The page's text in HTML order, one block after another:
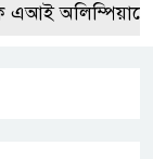
অলিম্পিয়াডে